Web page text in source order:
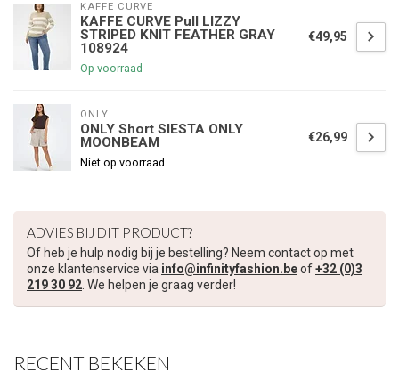
KAFFE CURVE
KAFFE CURVE Pull LIZZY
STRIPED KNIT FEATHER GRAY
108924
Op voorraad
€49,95
ONLY
ONLY Short SIESTA ONLY
MOONBEAM
Niet op voorraad
€26,99
ADVIES BIJ DIT PRODUCT?
Of heb je hulp nodig bij je bestelling? Neem contact op met
onze klantenservice via info@infinityfashion.beof+32 (0)3
219 30 92. We helpen je graag verder!
RECENT BEKEKEN
€5,00 korting op je volgende bestelling
volgende aankoop! 😀